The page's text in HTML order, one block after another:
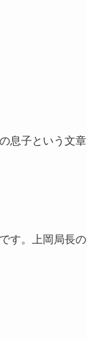
息子という文章
す。上岡局長の